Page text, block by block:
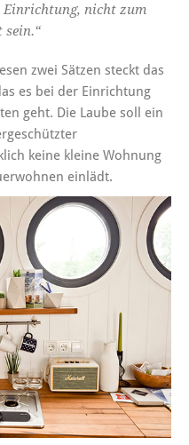
nicht zum
sein.“
zwei Sätzen steckt das
es bei der Einrichtung
geht. Die Laube soll ein
keine kleine Wohnung
einlädt.